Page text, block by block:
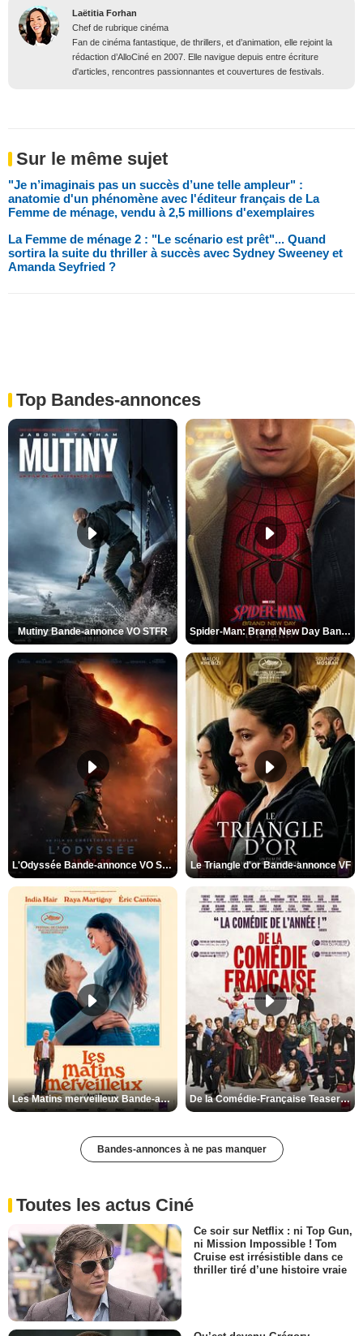
Laëtitia Forhan
Chef de rubrique cinéma
Fan de cinéma fantastique, de thrillers, et d’animation, elle rejoint la
rédaction d’AlloCiné en 2007. Elle navigue depuis entre écriture
d'articles, rencontres passionnantes et couvertures de festivals.
Sur le même sujet
"Je n’imaginais pas un succès d’une telle ampleur" :
anatomie d'un phénomène avec l'éditeur français de La
Femme de ménage, vendu à 2,5 millions d'exemplaires
La Femme de ménage 2 : "Le scénario est prêt"... Quand
sortira la suite du thriller à succès avec Sydney Sweeney et
Amanda Seyfried ?
Top Bandes-annonces
Mutiny Bande-annonce VO STFR Spider-Man: Brand New Day Bande-annonce VO STFR
L'Odyssée Bande-annonce VO STFR Le Triangle d'or Bande-annonce VF
Les Matins merveilleux Bande-annonce VF De la Comédie-Française Teaser VF
Bandes-annonces à ne pas manquer
Toutes les actus Ciné
Ce soir sur Netflix : ni Top Gun,
ni Mission Impossible ! Tom
Cruise est irrésistible dans ce
thriller tiré d’une histoire vraie